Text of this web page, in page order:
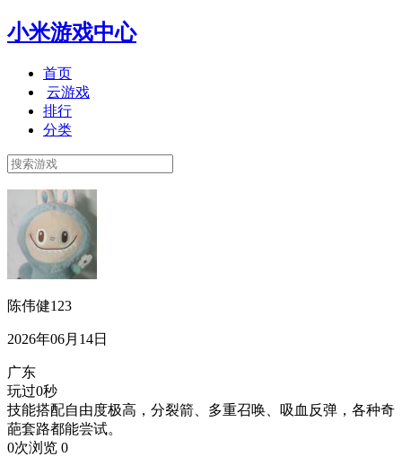
小米游戏中心
首页
云游戏
排行
分类
陈伟健123
2026年06月14日
广东
玩过0秒
技能搭配自由度极高，分裂箭、多重召唤、吸血反弹，各种奇
葩套路都能尝试。
0次浏览 0